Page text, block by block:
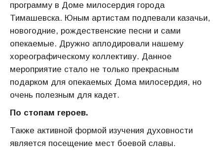
программу в Доме милосердия города
Тимашевска. Юным артистам подпевали казачьи,
новогодние, рождественские песни и сами
опекаемые. Дружно аплодировали нашему
хореографическому коллективу. Данное
мероприятие стало не только прекрасным
подарком для опекаемых Дома милосердия, но
очень полезным для кадет.
По стопам героев.
Также активной формой изучения духовности
является посещение мест боевой славы.